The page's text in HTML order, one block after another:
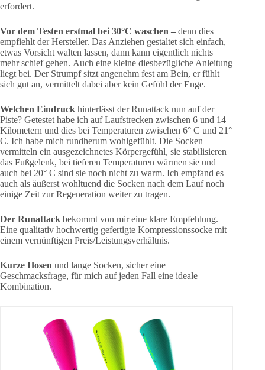
erfordert.
Vor dem Testen erstmal bei 30°C waschen – denn dies
empfiehlt der Hersteller. Das Anziehen gestaltet sich einfach,
etwas Vorsicht walten lassen, dann kann eigentlich nichts
mehr schief gehen. Auch eine kleine diesbezügliche Anleitung
liegt bei. Der Strumpf sitzt angenehm fest am Bein, er fühlt
sich gut an, vermittelt dabei aber kein Gefühl der Enge.
Welchen Eindruck hinterlässt der Runattack nun auf der
Piste? Getestet habe ich auf Laufstrecken zwischen 6 und 14
Kilometern und dies bei Temperaturen zwischen 6° C und 21°
C. Ich habe mich rundherum wohlgefühlt. Die Socken
vermitteln ein ausgezeichnetes Körpergefühl, sie stabilisieren
das Fußgelenk, bei tieferen Temperaturen wärmen sie und
auch bei 20° C sind sie noch nicht zu warm. Ich empfand es
auch als äußerst wohltuend die Socken nach dem Lauf noch
einige Zeit zur Regeneration weiter zu tragen.
Der Runattack bekommt von mir eine klare Empfehlung.
Eine qualitativ hochwertig gefertigte Kompressionssocke mit
einem vernünftigen Preis/Leistungsverhältnis.
Kurze Hosen und lange Socken, sicher eine
Geschmacksfrage, für mich auf jeden Fall eine ideale
Kombination.